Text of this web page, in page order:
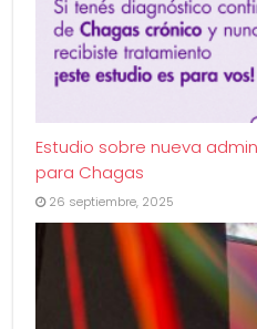
Estudio sobre nueva
para Chagas
26 septiembre, 2025